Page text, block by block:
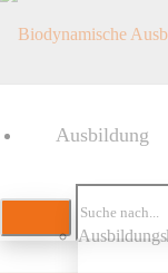
Ausbildung